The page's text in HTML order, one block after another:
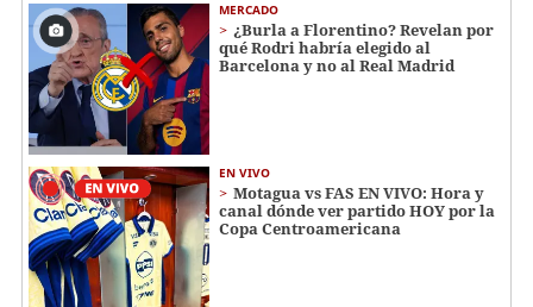
MERCADO
¿Burla a Florentino? Revelan por
qué Rodri habría elegido al
Barcelona y no al Real Madrid
EN VIVO
Motagua vs FAS EN VIVO: Hora y
canal dónde ver partido HOY por la
Copa Centroamericana